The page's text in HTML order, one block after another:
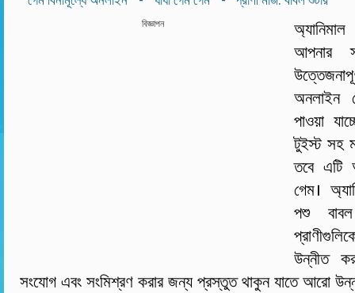
বিজ্ঞাপন
আপনার
অনলাইন
পাওয়া
টুইস্ট সহ
তবে এটি
গেম।
পশু
উন্নীত
সংযোগ এবং সংমিশ্রণ করার জন্য প্রস্তুত থাকুন যাতে আরো